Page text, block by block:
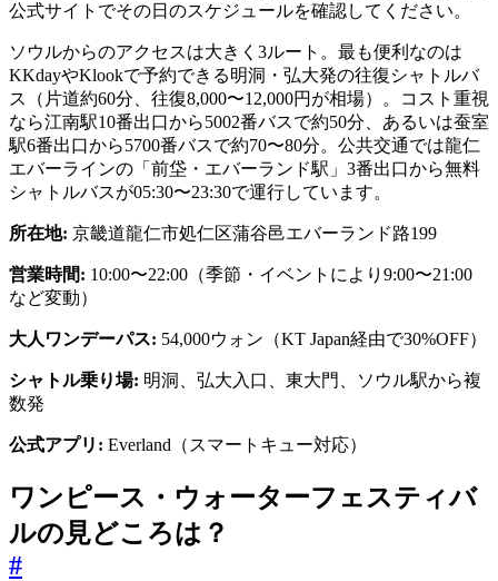
公式サイトでその日のスケジュールを確認してください。
ソウルからのアクセスは大きく3ルート。最も便利なのは
KKdayやKlookで予約できる明洞・弘大発の往復シャトルバ
ス（片道約60分、往復8,000〜12,000円が相場）。コスト重視
なら江南駅10番出口から5002番バスで約50分、あるいは蚕室
駅6番出口から5700番バスで約70〜80分。公共交通では龍仁
エバーラインの「前垈・エバーランド駅」3番出口から無料
シャトルバスが05:30〜23:30で運行しています。
所在地: 京畿道龍仁市処仁区蒲谷邑エバーランド路199
営業時間: 10:00〜22:00（季節・イベントにより9:00〜21:00
など変動）
大人ワンデーパス: 54,000ウォン（KT Japan経由で30%OFF）
シャトル乗り場: 明洞、弘大入口、東大門、ソウル駅から複
数発
公式アプリ: Everland（スマートキュー対応）
ワンピース・ウォーターフェスティバ
ルの見どころは？
#